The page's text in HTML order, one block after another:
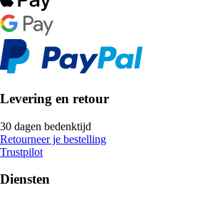
Levering en retour
30 dagen bedenktijd
Retourneer je bestelling
Trustpilot
Diensten